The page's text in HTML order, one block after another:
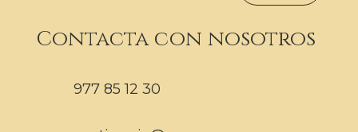
Contacta con nosotros
977 85 12 30